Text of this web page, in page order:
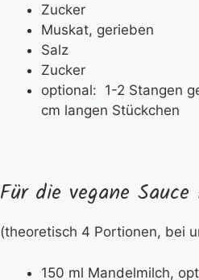
Zucker
Muskat, gerieben
Salz
Zucker
optional: 1-2 Stangen
cm langen Stückchen
Für die vegane
(theoretisch 4 Portionen, bei
150 ml Mandelmilch,